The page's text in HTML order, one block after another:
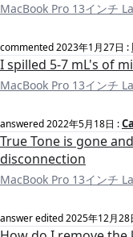
MacBook Pro 13インチ
commented2023年1月27日 :
I spilled 5-7 mL's of
MacBook Pro 13インチ
answered2022年5月18日 :
True Tone is gone
disconnection
MacBook Pro 13インチ
answer edited2025年12月28